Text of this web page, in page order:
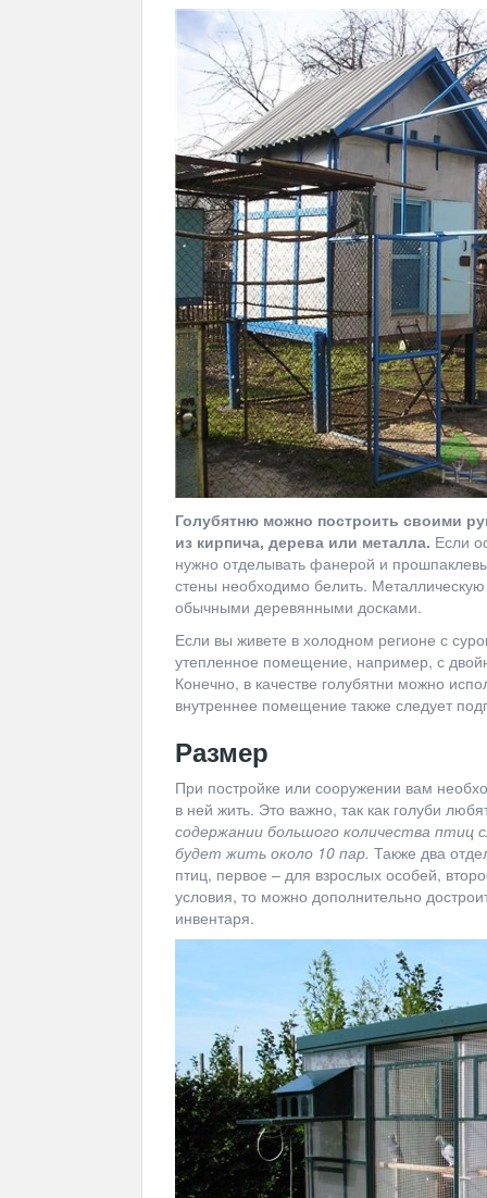
Голубятню можно построить своими
из кирпича, дерева или металла. Если
нужно отделывать фанерой и
стены необходимо белить.
обычными деревянными досками.
Если вы живете в холодном регионе с
утепленное помещение, например, с
Конечно, в качестве голубятни можно
внутреннее помещение также следует
Размер
При постройке или сооружении вам
в ней жить. Это важно, так как голуби
содержании большого количества птиц
будет жить около 10 пар. Также два
птиц, первое – для взрослых особей,
условия, то можно дополнительно
инвентаря.